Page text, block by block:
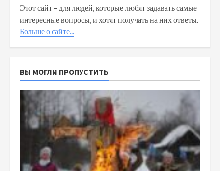
Этот сайт – для людей, которые любят задавать самые
интересные вопросы, и хотят получать на них ответы.
Больше о сайте...
ВЫ МОГЛИ ПРОПУСТИТЬ